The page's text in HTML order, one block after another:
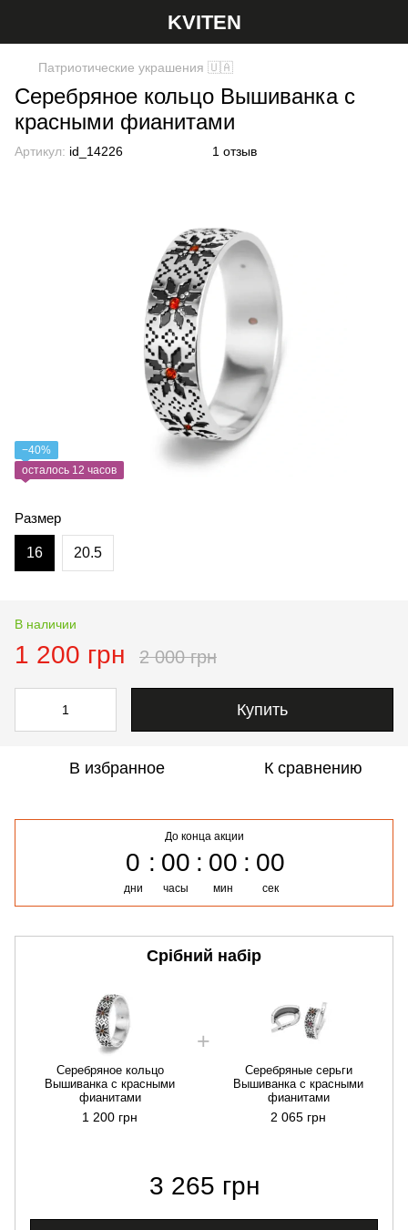
KVITEN
Патриотические украшения 🇺🇦
Серебряное кольцо Вышиванка с
красными фианитами
Артикул: id_14226 1 отзыв
−40%
осталось 12 часов
Размер
16 20.5
В наличии
1 200 грн 2 000 грн
Купить
В избранное К сравнению
До конца акции
0
дни
00
часы
00
мин
00
сек
Срібний набір
Серебряное кольцо
Вышиванка с красными
фианитами
1 200 грн
Серебряные серьги
Вышиванка с красными
фианитами
2 065 грн
3 265 грн